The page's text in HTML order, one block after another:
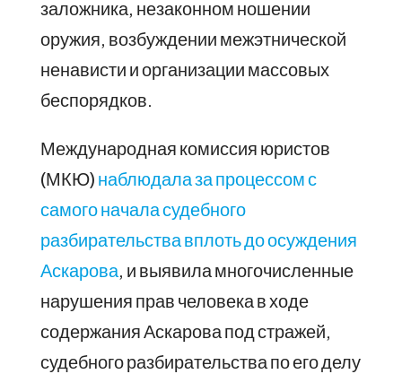
заложника, незаконном ношении
оружия, возбуждении межэтнической
ненависти и организации массовых
беспорядков.
Международная комиссия юристов
(МКЮ) наблюдала за процессом с
самого начала судебного
разбирательства вплоть до осуждения
Аскарова, и выявила многочисленные
нарушения прав человека в ходе
содержания Аскарова под стражей,
судебного разбирательства по его делу